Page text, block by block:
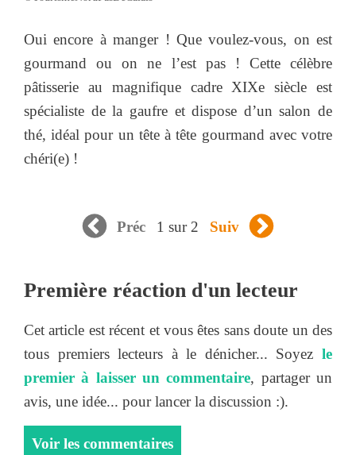
Oui encore à manger ! Que voulez-vous, on est
gourmand ou on ne l’est pas ! Cette célèbre
pâtisserie au magnifique cadre XIXe siècle est
spécialiste de la gaufre et dispose d’un salon de
thé, idéal pour un tête à tête gourmand avec votre
chéri(e) !
Préc 1 sur 2 Suiv
Première réaction d'un lecteur
Cet article est récent et vous êtes sans doute un des
tous premiers lecteurs à le dénicher... Soyez le
premier à laisser un commentaire, partager un
avis, une idée... pour lancer la discussion :).
Voir les commentaires